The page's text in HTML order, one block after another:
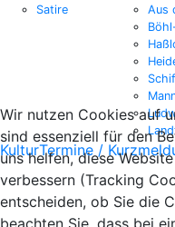
Satire
Aus
KulturTermine /
Wir nutzen Cookies auf
sind essenziell für den
uns helfen, diese
verbessern (Tracking
entscheiden, ob Sie die
beachten Sie, dass bei